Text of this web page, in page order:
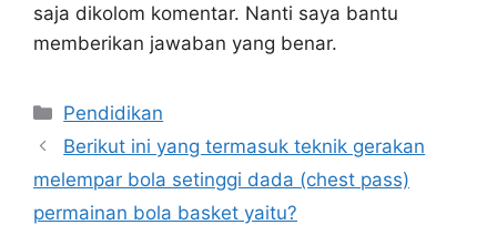
saja dikolom komentar. Nanti saya bantu
memberikan jawaban yang benar.
Kategori
Pendidikan
Berikut ini yang termasuk teknik gerakan
melempar bola setinggi dada (chest pass)
permainan bola basket yaitu?